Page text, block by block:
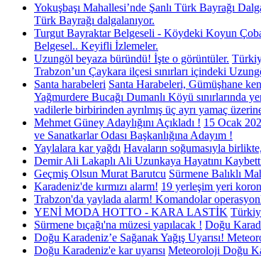
Yokuşbaşı Mahallesi’nde Şanlı Türk Bayrağı
Türk Bayrağı dalgalanıyor.
Turgut Bayraktar Belgeseli - Köydeki Koyun
Belgesel.. Keyifli İzlemeler.
Uzungöl beyaza büründü! İşte o görüntüler.
Trabzon’un Çaykara ilçesi sınırları içindeki
Santa harabeleri Santa Harabeleri, Gümüşhane
Yağmurdere Bucağı Dumanlı Köyü sınırlarında
vadilerle birbirinden ayrılmış üç ayrı yamaç
Mehmet Güney Adaylığını Açıkladı ! 15 Ocak
ve Sanatkarlar Odası Başkanlığına Adayım !
Yaylalara kar yağdı Havaların soğumasıyla
Demir Ali Lakaplı Ali Uzunkaya Hayatını
Geçmiş Olsun Murat Barutcu Sürmene Balıklı
Karadeniz'de kırmızı alarm! 19 yerleşim yeri
Trabzon'da yaylada alarm! Komandolar
YENİ MODA HOTTO - KARA LASTİK
Sürmene bıçağı'na müzesi yapılacak ! Doğu
Doğu Karadeniz’e Sağanak Yağış Uyarısı!
Doğu Karadeniz'e kar uyarısı Meteoroloji Doğu